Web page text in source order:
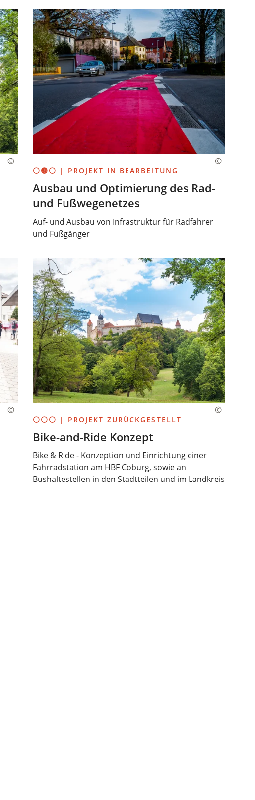
⚪🟡⚪ | PROJEKT IN BEARBEITUNG
Ausbau und Optimierung des Rad-
und Fußwegenetzes
Auf- und Ausbau von Infrastruktur für Radfahrer
und Fußgänger
⚪⚪⚪ | PROJEKT ZURÜCKGESTELLT
Bike-and-Ride Konzept
Bike & Ride - Konzeption und Einrichtung einer
Fahrradstation am HBF Coburg, sowie an
Bushaltestellen in den Stadtteilen und im Landkreis